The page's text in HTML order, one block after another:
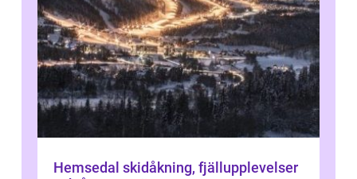
Hemsedal skidåkning, fjällupplevelser